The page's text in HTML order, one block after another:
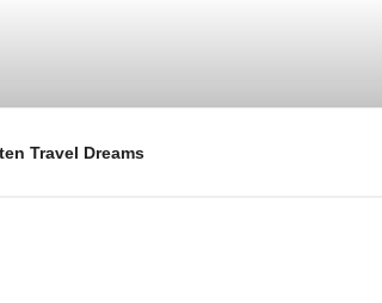
Travel Dreams